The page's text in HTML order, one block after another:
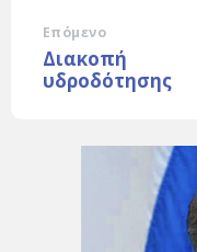
Επόμενο
Διακοπή
υδροδότησης